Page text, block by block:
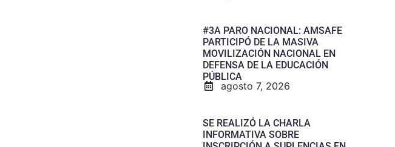
#3A PARO NACIONAL: AMSAFE
PARTICIPÓ DE LA MASIVA
MOVILIZACIÓN NACIONAL EN
DEFENSA DE LA EDUCACIÓN
PÚBLICA
agosto 7, 2026
SE REALIZÓ LA CHARLA
INFORMATIVA SOBRE